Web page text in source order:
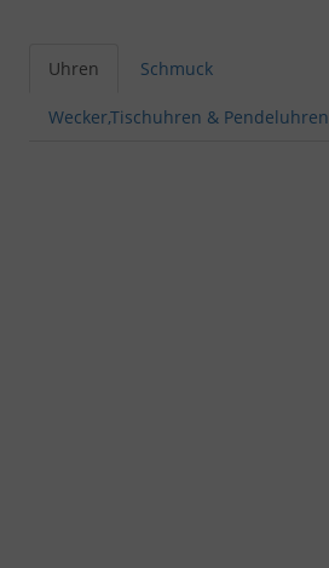
Uhren Schmuck
Wecker,Tischuhren & Pendeluhren